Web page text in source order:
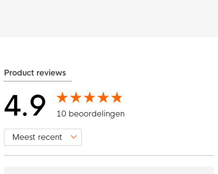
Product reviews
4.9 10 beoordelingen